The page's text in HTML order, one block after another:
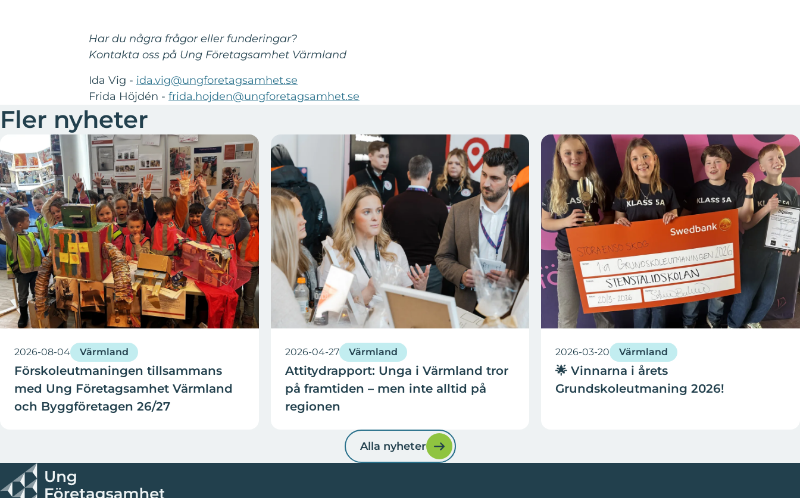
Har du några frågor eller funderingar?
Kontakta oss på Ung Företagsamhet Värmland
Ida Vig - ida.vig@ungforetagsamhet.se
Frida Höjdén - frida.hojden@ungforetagsamhet.se
Fler nyheter
2026-08-04 Värmland
Förskoleutmaningen tillsammans
med Ung Företagsamhet Värmland
och Byggföretagen 26/27
2026-04-27 Värmland
Attitydrapport: Unga i Värmland tror
på framtiden – men inte alltid på
regionen
2026-03-20 Värmland
🌟 Vinnarna i årets
Grundskoleutmaning 2026!
Alla nyheter